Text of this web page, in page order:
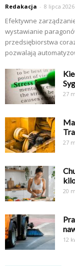
Redakacja - 8 lipca 2026
Efektywne
wystawianie
przedsiębiorstwa
pozwalają
27
27
20
12